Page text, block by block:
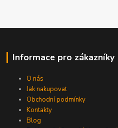
Informace pro zákazníky
O nás
Jak nakupovat
Obchodní podmínky
Kontakty
Blog